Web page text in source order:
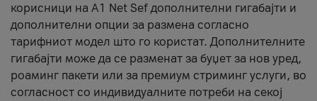
корисници на A1 Net Sef дополнителни гигабајти и
дополнителни опции за размена согласно
тарифниот модел што го користат. Дополнителните
гигабајти може да се разменат за буџет за нов уред,
роаминг пакети или за премиум стриминг услуги, во
согласност со индивидуалните потреби на секој